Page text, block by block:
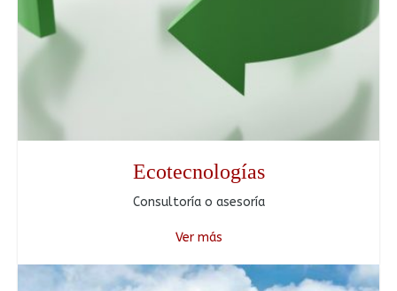
Ecotecnologías
Consultoría o asesoría
Ver más